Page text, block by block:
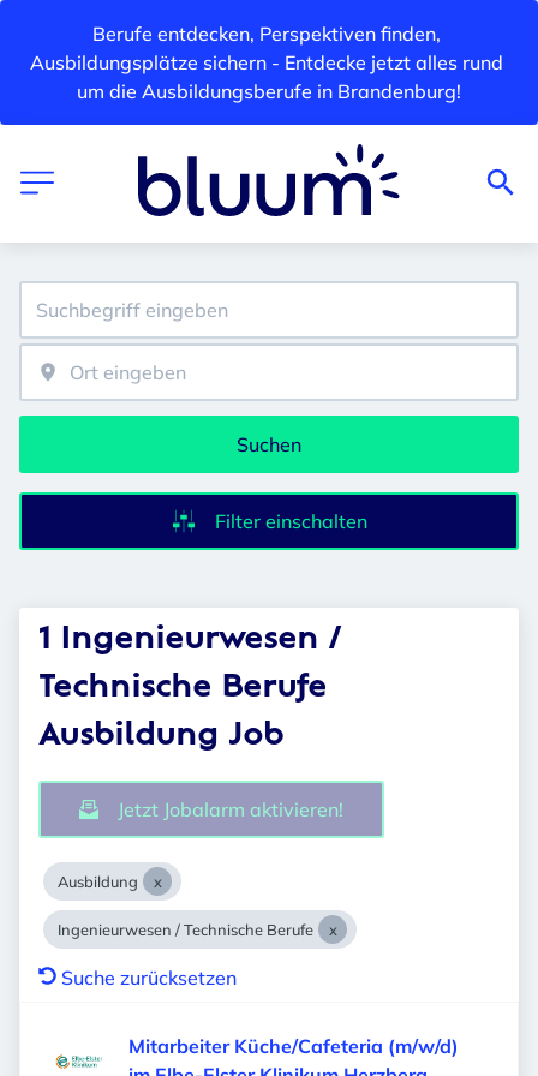
Berufe entdecken, Perspektiven finden,
Ausbildungsplätze sichern - Entdecke jetzt alles rund
um die Ausbildungsberufe in Brandenburg!
Suchen
Filter einschalten
1 Ingenieurwesen /
Technische Berufe
Ausbildung Job
Jetzt Jobalarm aktivieren!
Ausbildung
Ingenieurwesen / Technische Berufe
Suche zurücksetzen
Mitarbeiter Küche/Cafeteria (m/w/d)